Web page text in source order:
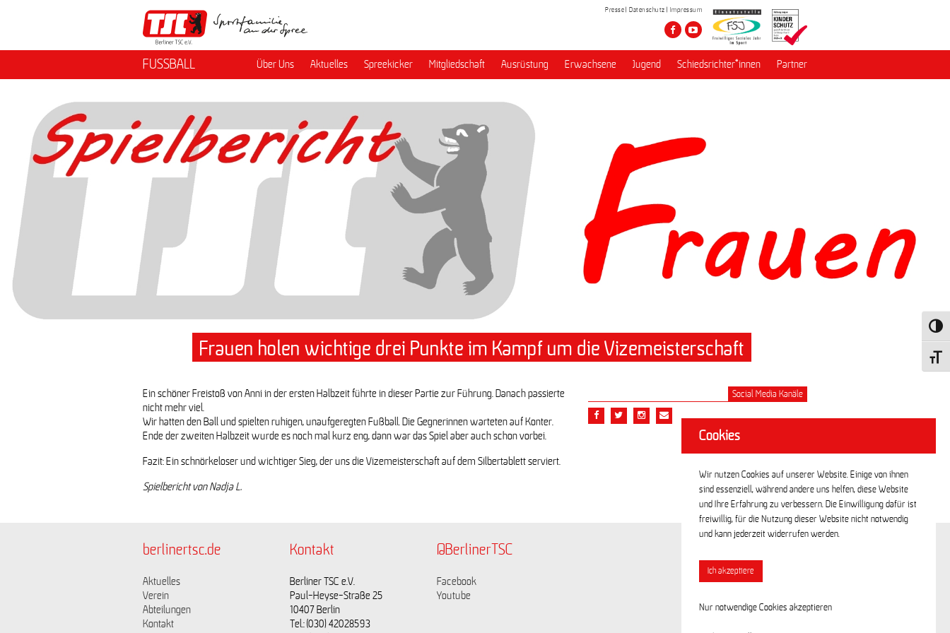
Presse Datenschutz Impressum
FUSSBALL Über Uns Aktuelles Spreekicker Mitgliedschaft Ausrüstung Erwachsene Jugend Schiedsrichter*innen Partner
Frauen holen wichtige drei Punkte im Kampf um die Vizemeisterschaft
Ein schöner Freistoß von Anni in der ersten Halbzeit führte in dieser Partie zur Führung. Danach passierte
nicht mehr viel.
Wir hatten den Ball und spielten ruhigen, unaufgeregten Fußball. Die Gegnerinnen warteten auf Konter.
Ende der zweiten Halbzeit wurde es noch mal kurz eng, dann war das Spiel aber auch schon vorbei.
Fazit: Ein schnörkeloser und wichtiger Sieg, der uns die Vizemeisterschaft auf dem Silbertablett serviert.
Spielbericht von Nadja L.
Social Media Kanäle
berlinertsc.de
Aktuelles
Verein
Abteilungen
Kontakt
Kontakt
Berliner TSC e.V.
Paul-Heyse-Straße 25
10407 Berlin
Tel.: (030) 42028593
@BerlinerTSC
Facebook
Youtube
Cookies
Wir nutzen Cookies auf unserer Website. Einige von ihnen
sind essenziell, während andere uns helfen, diese Website
und Ihre Erfahrung zu verbessern. Die Einwilligung dafür ist
freiwillig, für die Nutzung dieser Website nicht notwendig
und kann jederzeit widerrufen werden.
Ich akzeptiere
Nur notwendige Cookies akzeptieren